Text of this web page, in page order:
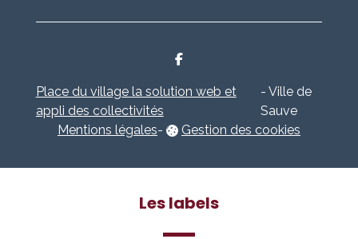
Place du village la solution web et
appli des collectivités
- Ville de
Sauve
Mentions légales- Gestion des cookies
Les labels